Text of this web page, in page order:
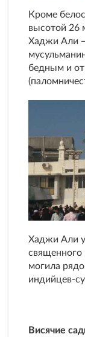
Кроме
высотой 26
Хаджи Али
бедным и
Хаджи Али
священного
могила
индийцев-
Висячие